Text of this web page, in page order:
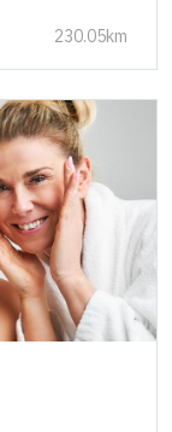
230.05km